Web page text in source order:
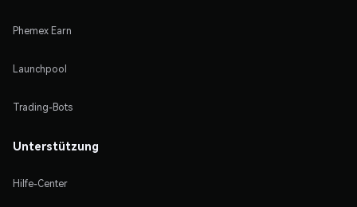
Phemex Earn
Launchpool
Trading-Bots
Unterstützung
Hilfe-Center